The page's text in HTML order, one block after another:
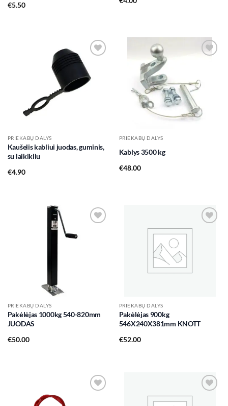
€5.50
wishlist
PRIEKABŲ DALYS
Kaušelis kabliui juodas, guminis,
su laikikliu
€4.90
PRIEKABŲ DALYS
Kablys 3500 kg
€48.00
PRIEKABŲ DALYS
Pakėlėjas 1000kg 540-820mm
JUODAS
€50.00
PRIEKABŲ DALYS
Pakėlėjas 900kg
546X240X381mm KNOTT
€52.00